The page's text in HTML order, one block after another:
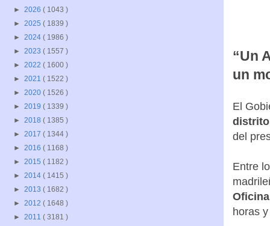
“Un
un
El
del
Entre
horas
► 2026 ( 1043 )
► 2025 ( 1839 )
► 2024 ( 1986 )
► 2023 ( 1557 )
► 2022 ( 1600 )
► 2021 ( 1522 )
► 2020 ( 1526 )
► 2019 ( 1339 )
► 2018 ( 1385 )
► 2017 ( 1344 )
► 2016 ( 1168 )
► 2015 ( 1182 )
► 2014 ( 1415 )
► 2013 ( 1682 )
► 2012 ( 1648 )
► 2011 ( 3181 )